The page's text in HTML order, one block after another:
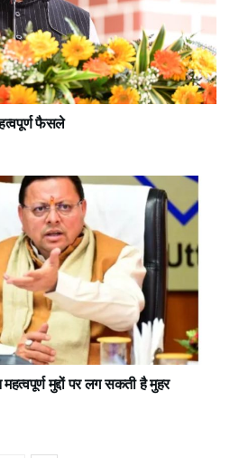
फैसले
मुद्दों पर लग सकती है मुहर